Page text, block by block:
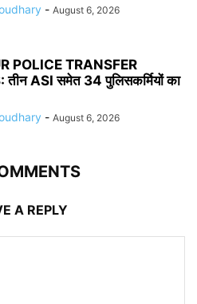
- August 6, 2026
POLICE TRANSFER
तीन ASI समेत 34 पुलिसकर्मियों का
- August 6, 2026
A REPLY